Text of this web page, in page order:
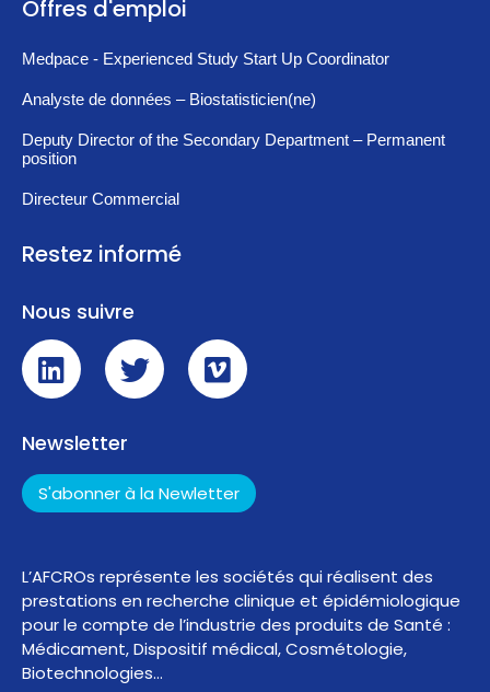
Offres d'emploi
Medpace - Experienced Study Start Up Coordinator
Analyste de données – Biostatisticien(ne)
Deputy Director of the Secondary Department – Permanent
position
Directeur Commercial
Restez informé
Nous suivre
Newsletter
S'abonner à la Newletter
L’AFCROs représente les sociétés qui réalisent des
prestations en recherche clinique et épidémiologique
pour le compte de l’industrie des produits de Santé :
Médicament, Dispositif médical, Cosmétologie,
Biotechnologies…